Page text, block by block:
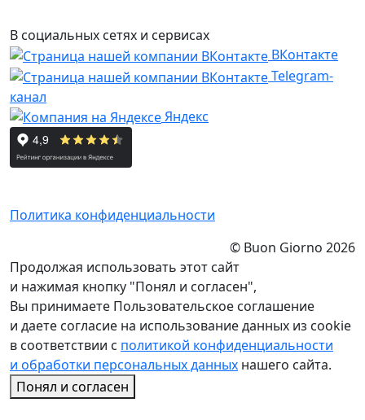
В социальных сетях и сервисах
ВКонтакте
Telegram-
канал
Яндекс
Политика конфиденциальности
© Buon Giorno 2026
Продолжая использовать этот сайт
и нажимая кнопку "Понял и согласен",
Вы принимаете Пользовательское соглашение
и даете согласие на использование данных из cookie
в соответствии с политикой конфиденциальности
и обработки персональных данных нашего сайта.
Понял и согласен